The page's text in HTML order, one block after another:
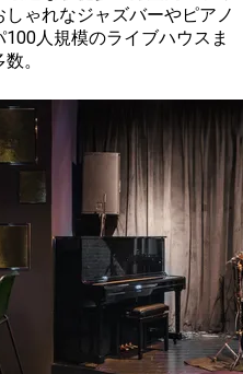
ゃれなジャズバーやピアノ
人規模のライブハウスま
。